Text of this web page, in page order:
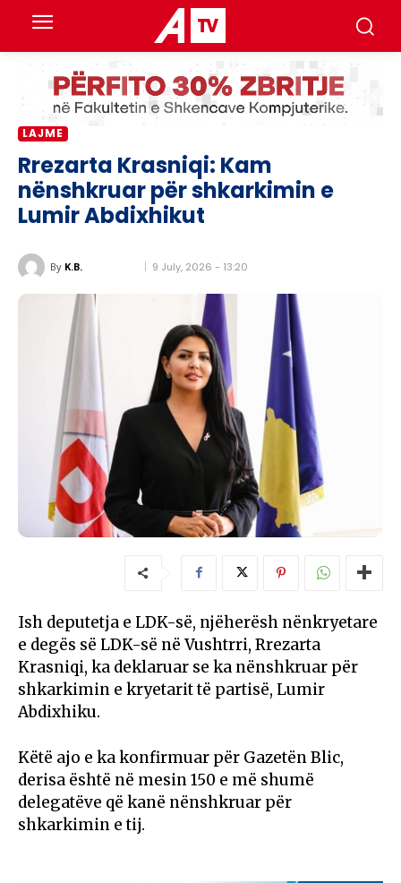
LAJME
Rrezarta Krasniqi: Kam
nënshkruar për shkarkimin e
Lumir Abdixhikut
By K.B. 9 July, 2026 - 13:20
Ish deputetja e LDK-së, njëherësh nënkryetare
e degës së LDK-së në Vushtrri, Rrezarta
Krasniqi, ka deklaruar se ka nënshkruar për
shkarkimin e kryetarit të partisë, Lumir
Abdixhiku.
Këtë ajo e ka konfirmuar për Gazetën Blic,
derisa është në mesin 150 e më shumë
delegatëve që kanë nënshkruar për
shkarkimin e tij.